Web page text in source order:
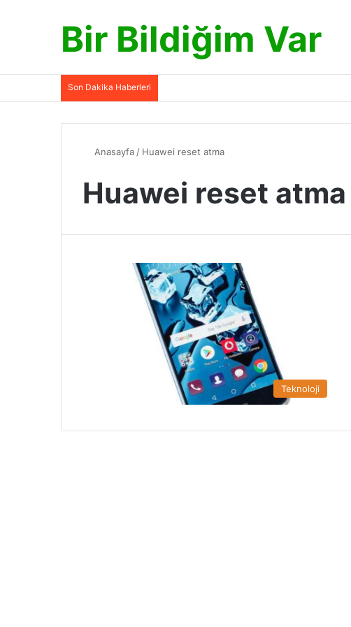
Bir Bildiğim Var
Son Dakika Haberleri
Anasayfa / Huawei reset atma
Huawei reset atma
Teknoloji